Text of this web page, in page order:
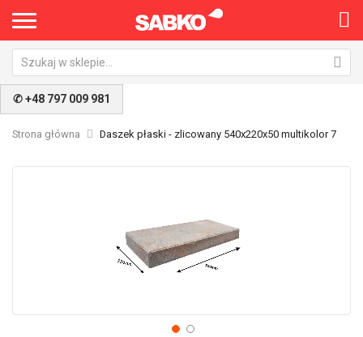
✆ +48 797 009 981
Strona główna Daszek płaski - zlicowany 540x220x50 multikolor 7